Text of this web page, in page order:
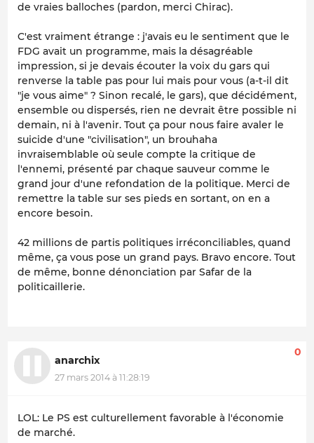
de vraies balloches (pardon, merci Chirac).
C'est vraiment étrange : j'avais eu le sentiment que le
FDG avait un programme, mais la désagréable
impression, si je devais écouter la voix du gars qui
renverse la table pas pour lui mais pour vous (a-t-il dit
"je vous aime" ? Sinon recalé, le gars), que décidément,
ensemble ou dispersés, rien ne devrait être possible ni
demain, ni à l'avenir. Tout ça pour nous faire avaler le
suicide d'une "civilisation", un brouhaha
invraisemblable où seule compte la critique de
l'ennemi, présenté par chaque sauveur comme le
grand jour d'une refondation de la politique. Merci de
remettre la table sur ses pieds en sortant, on en a
encore besoin.
42 millions de partis politiques irréconciliables, quand
même, ça vous pose un grand pays. Bravo encore. Tout
de même, bonne dénonciation par Safar de la
politicaillerie.
anarchix
27 mars 2014 à 11:28:19
0
LOL: Le PS est culturellement favorable à l'économie
de marché.